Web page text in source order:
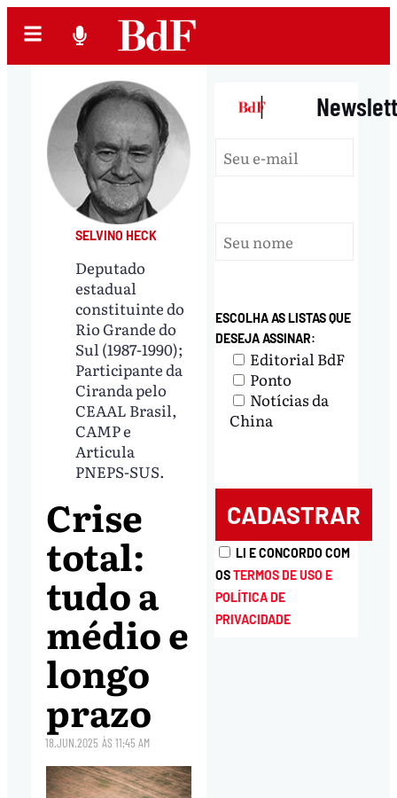
SELVINO HECK
Deputado
estadual
constituinte do
Rio Grande do
Sul (1987-1990);
Participante da
Ciranda pelo
CEAAL Brasil,
CAMP e
Articula
PNEPS-SUS.
Crise
total:
tudo a
médio e
longo
prazo
18.JUN.2025 ÀS11:45 AM
|
ESCOLHA AS LISTAS QUE
DESEJA ASSINAR:
Editorial BdF
Ponto
Notícias da
China
LI E CONCORDO COM
OSTERMOS DE USO E
POLÍTICA DE
PRIVACIDADE